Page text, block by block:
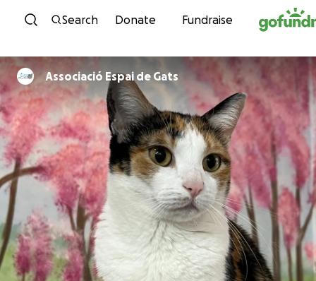
Skip to content
Search Donate Fundraise
Associació Espai de Gats